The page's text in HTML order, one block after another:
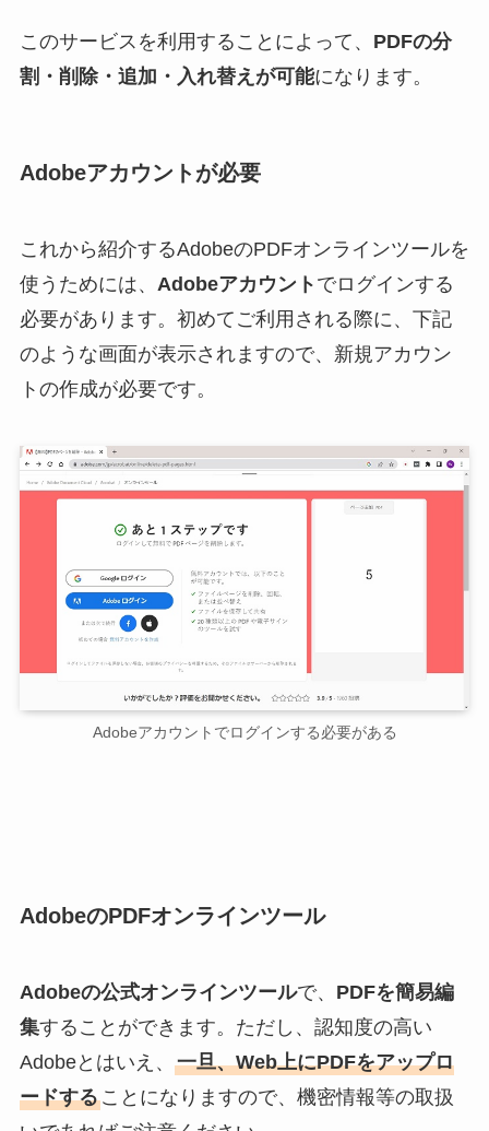
このサービスを利用することによって、 PDFの分
割・削除・追加・入れ替えが可能になります。
Adobeアカウントが必要
これから紹介するAdobeのPDFオンラインツールを
使うためには、 Adobeアカウント でログインする
必要があります。初めてご利用される際に、下記
のような画面が表示されますので、新規アカウン
トの作成が必要です。
Adobeアカウントでログインする必要がある
AdobeのPDFオンラインツール
Adobeの公式オンラインツールで、 PDFを簡易編
集することができます。ただし、認知度の高い
Adobeとはいえ、 一旦、Web上にPDFをアップロ
ードすることになりますので、機密情報等の取扱